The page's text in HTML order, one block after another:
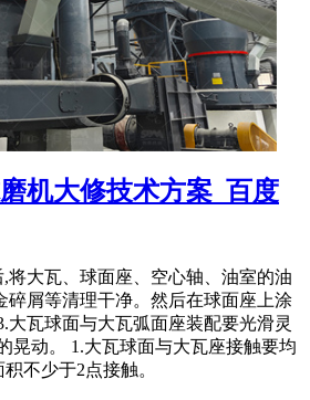
机大修技术方案_百度
将大瓦、球面座、空心轴、油室的油
碎屑等清理干净。然后在球面座上涂
大瓦球面与大瓦弧面座装配要光滑灵
晃动。 1.大瓦球面与大瓦座接触要均
不少于2点接触。